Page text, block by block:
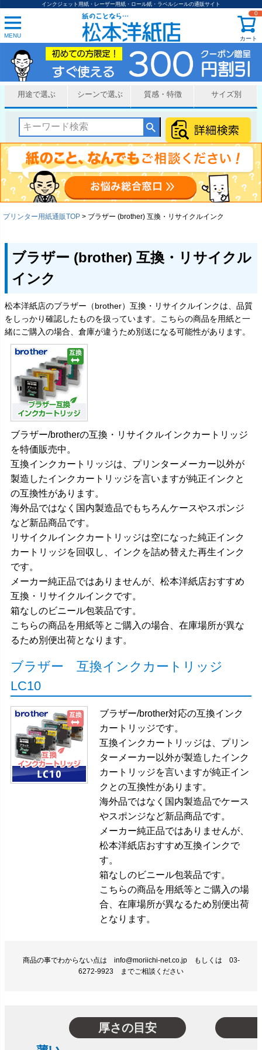
インクジェット用紙・レーザー用紙・ロール紙・ラベルシールの通販サイト
MENU カート
0
用途で選ぶ シーンで選ぶ 質感・特徴 サイズ別
プリンター用紙通販TOP ブラザー (brother) 互換・リサイクルインク
ブラザー (brother) 互換・リサイクル
インク
松本洋紙店のブラザー（brother）互換・リサイクルインクは、品質
をしっかり確認したものを扱っています。こちらの商品を用紙と一
緒にご購入の場合、倉庫が違うため別送になる可能性があります。
ブラザー/brotherの互換・リサイクルインクカートリッジ
を特価販売中。
互換インクカートリッジは、プリンターメーカー以外が
製造したインクカートリッジを言いますが純正インクと
の互換性があります。
海外品ではなく国内製造品でもちろんケースやスポンジ
など新品商品です。
リサイクルインクカートリッジは空になった純正インク
カートリッジを回収し、インクを詰め替えた再生インク
です。
メーカー純正品ではありませんが、松本洋紙店おすすめ
互換・リサイクルインクです。
箱なしのビニール包装品です。
こちらの商品を用紙等とご購入の場合、在庫場所が異な
るため別便出荷となります。
ブラザー 互換インクカートリッジ
LC10
ブラザー/brother対応の互換インク
カートリッジです。
互換インクカートリッジは、プリン
ターメーカー以外が製造したインク
カートリッジを言いますが純正イン
クとの互換性があります。
海外品ではなく国内製造品でケース
やスポンジなど新品商品です。
メーカー純正品ではありませんが、
松本洋紙店おすすめ互換インクで
す。
箱なしのビニール包装品です。
こちらの商品を用紙等とご購入の場
合、在庫場所が異なるため別便出荷
となります。
商品の事でわからない点は info@moriichi-net.co.jp もしくは 03-
6272-9923 までご相談ください
厚さの目安